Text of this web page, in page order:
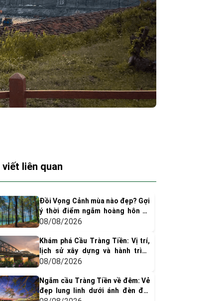
viết liên quan
Đồi Vọng Cảnh mùa nào đẹp? Gợi
ý thời điểm ngắm hoàng hôn và
chụp ảnh siêu "dính"
08/08/2026
Khám phá Cầu Tràng Tiền: Vị trí,
lịch sử xây dựng và hành trình
hơn một thế kỷ
08/08/2026
Ngắm cầu Tràng Tiền về đêm: Vẻ
đẹp lung linh dưới ánh đèn đổi